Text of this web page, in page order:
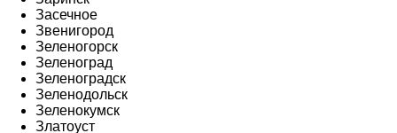
Засечное
Звенигород
Зеленогорск
Зеленоград
Зеленоградск
Зеленодольск
Зеленокумск
Златоуст